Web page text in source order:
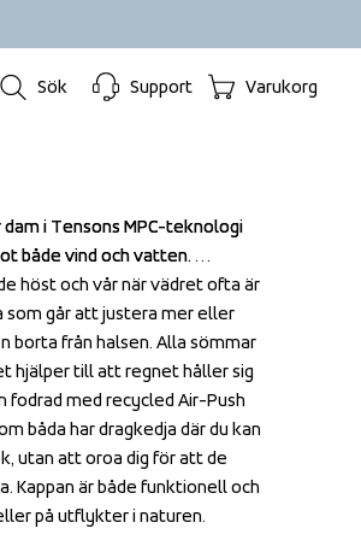
Sök Support Varukorg
i Tensons MPC-teknologi
både vind och vatten.
höst och vår när vädret ofta är
som går att justera mer eller
borta från halsen. Alla sömmar
hjälper till att regnet håller sig
fodrad med recycled Air-Push
båda har dragkedja där du kan
utan att oroa dig för att de
Kappan är både funktionell och
på utflykter i naturen.
i Tensons MPC-teknologi
både vind och vatten.
höst och vår när vädret ofta är
som går att justera mer eller
borta från halsen. Alla sömmar
hjälper till att regnet håller sig
fodrad med recycled Air-Push
båda har dragkedja där du kan
utan att oroa dig för att de
Kappan är både funktionell och
på utflykter i naturen.